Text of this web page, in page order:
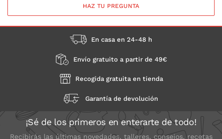
HAZ TU PREGUNTA
En casa en 24-48 h
Envío gratuito a partir de 49€
Recogida gratuita en tienda
Garantía de devolución
¡Sé de los primeros en enterarte de todo!
Recibirás las últimas novedades, talleres, consejos, recetas